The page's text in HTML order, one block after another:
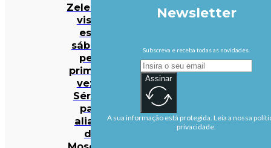
Zelensky
visita
este
sábado
pela
primeira
vez a
Sérvia,
país
aliado
de
Newsletter
Subscreva e receba todas as novidades.
Assinar
A sua informação está protegida. Leia a nossa
privacidade.